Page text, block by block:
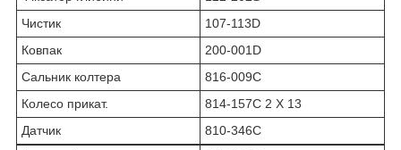
Чистик
107-113D
Ковпак
200-001D
Сальник колтера
816-009C
Колесо прикат.
814-157C 2 X 13
Датчик
810-346C